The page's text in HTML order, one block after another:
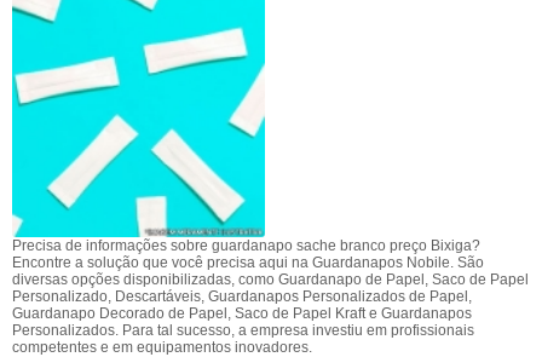
Precisa de informações sobre guardanapo sache branco preço Bixiga?
Encontre a solução que você precisa aqui na Guardanapos Nobile. São
diversas opções disponibilizadas, como Guardanapo de Papel, Saco de Papel
Personalizado, Descartáveis, Guardanapos Personalizados de Papel,
Guardanapo Decorado de Papel, Saco de Papel Kraft e Guardanapos
Personalizados. Para tal sucesso, a empresa investiu em profissionais
competentes e em equipamentos inovadores.